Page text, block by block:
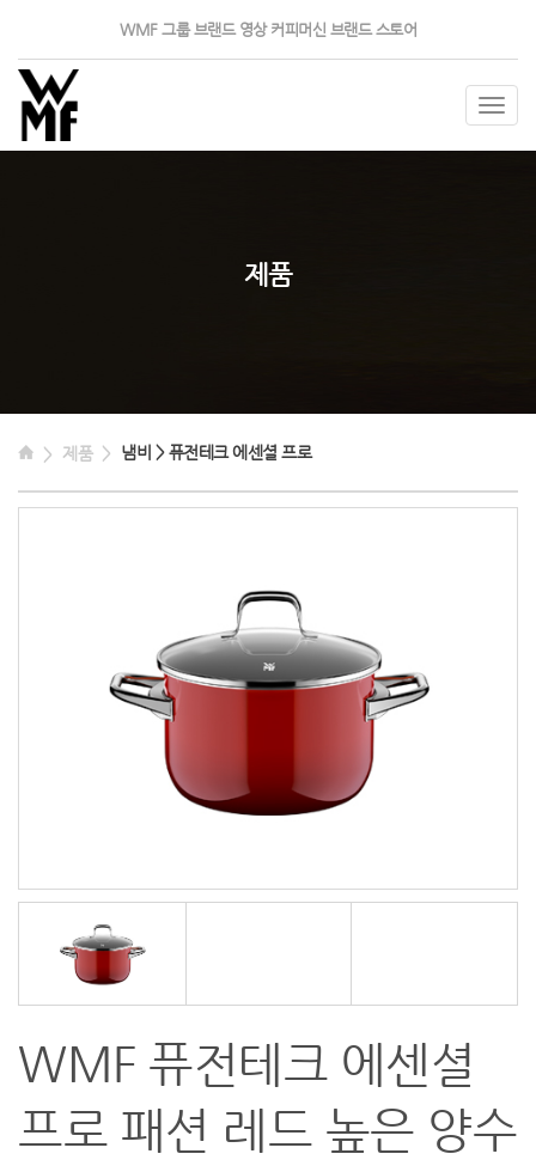
WMF 그룹 브랜드 영상 커피머신 브랜드 스토어
제품
제품 냄비 > 퓨전테크 에센셜 프로
WMF 퓨전테크 에센셜
프로 패션 레드 높은 양수